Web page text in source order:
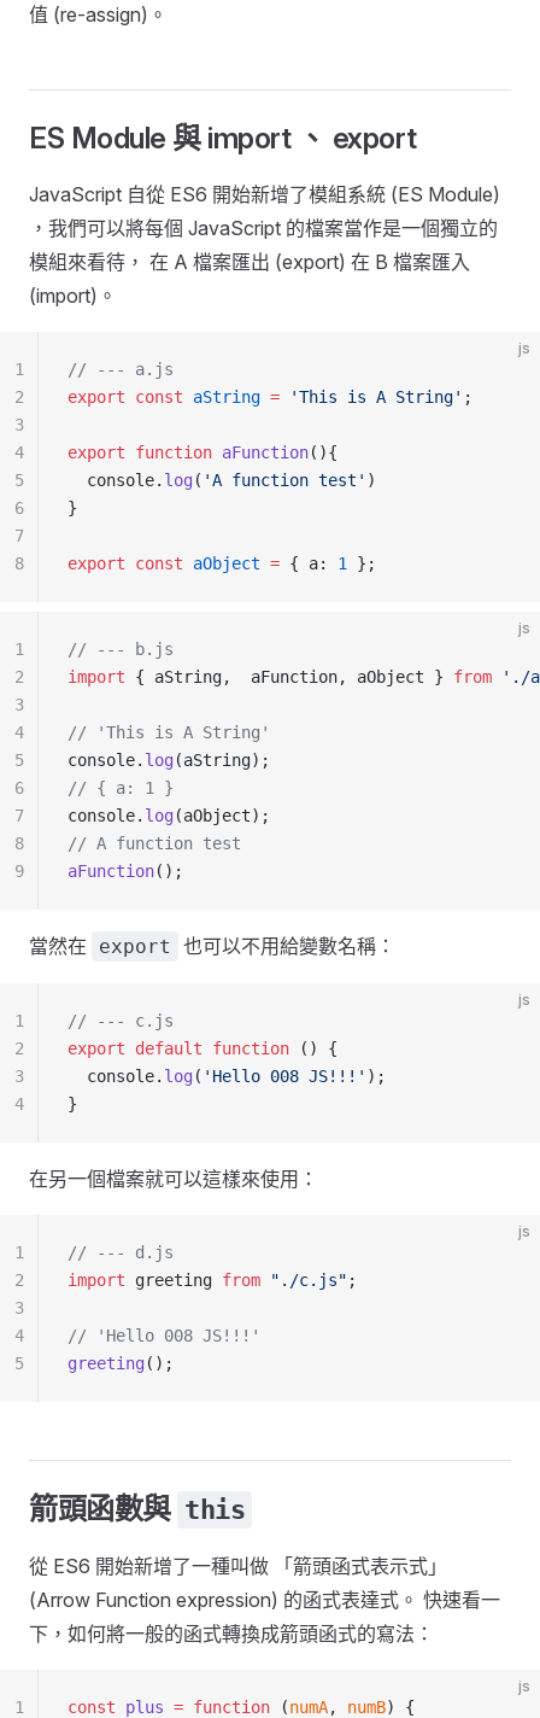
值 (re-assign)。
ES Module 與 import 、 export
JavaScript 自從 ES6 開始新增了模組系統 (ES Module)
，我們可以將每個 JavaScript 的檔案當作是一個獨立的
模組來看待， 在 A 檔案匯出 (export) 在 B 檔案匯入
(import)。
js
// --- a.js
export const aString = 'This is A String' ;
export function aFunction(){
  console.
log ( 'A function test' )
}
export const aObject = { a: 1 };
1
2
3
4
5
6
7
8
js
// --- b.js
import { aString,  aFunction, aObject } from './
// 'This is A String'
console. log (aString);
// { a: 1 }
console. log (aObject);
// A function test
aFunction();
1
2
3
4
5
6
7
8
9
當然在 export 也可以不用給變數名稱：
js
// --- c.js
export default function () {
  console.
log ( 'Hello 008 JS!!!' );
}
1
2
3
4
在另一個檔案就可以這樣來使用：
js
// --- d.js
import greeting from "./c.js" ;
// 'Hello 008 JS!!!'
greeting ();
1
2
3
4
5
箭頭函數與 this
從 ES6 開始新增了一種叫做 「箭頭函式表示式」
(Arrow Function expression) 的函式表達式。 快速看一
下，如何將一般的函式轉換成箭頭函式的寫法：
js
const plus = function (numA, numB) {
1